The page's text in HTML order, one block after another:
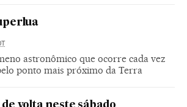
astronômico que ocorre cada vez
ponto mais próximo da Terra